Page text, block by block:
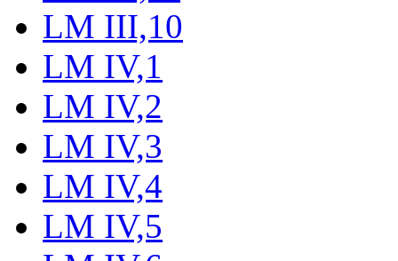
LM III,10
LM IV,1
LM IV,2
LM IV,3
LM IV,4
LM IV,5